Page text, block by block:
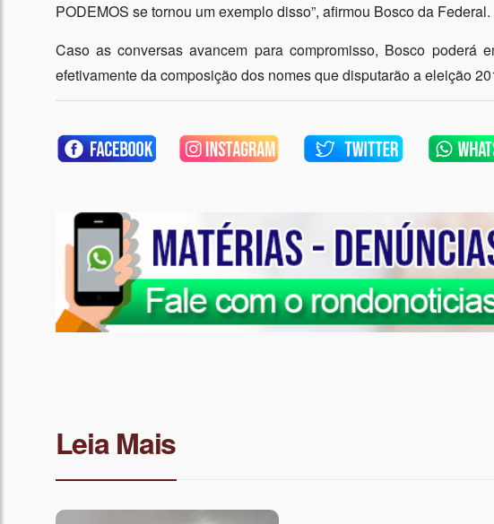
PODEMOS se tornou um exemplo disso”, afirmou Bosco da Federal.
Caso as conversas avancem para compromisso, Bosco poderá
efetivamente da composição dos nomes que disputarão a eleição
Leia Mais